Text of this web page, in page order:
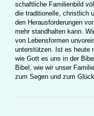
schaftliche Familienbild
die traditionelle, christlich
den Herausforderungen
mehr standhalten kann.
von Lebensformen
unterstützen. Ist es heute
wie Gott es uns in der
Bibel, wie wir unser
zum Segen und zum